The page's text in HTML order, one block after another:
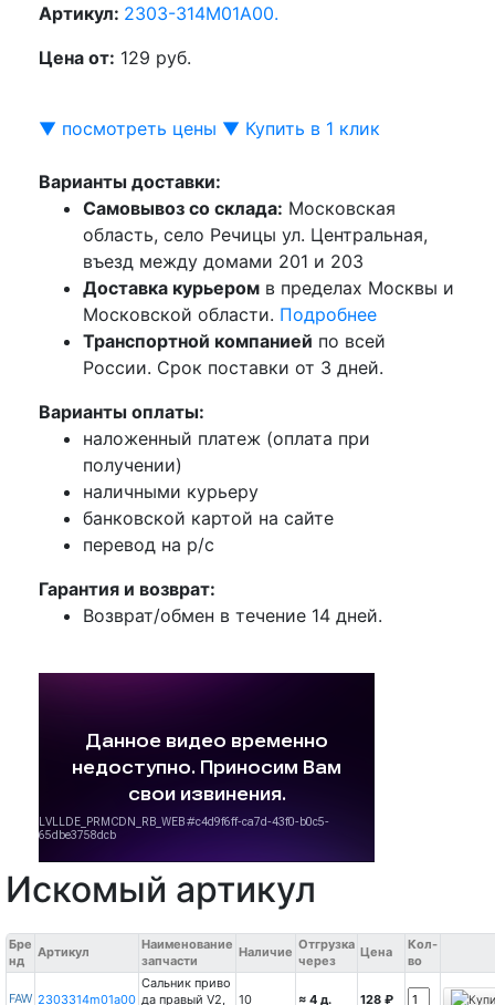
Артикул: 2303-314M01A00.
Цена от: 129 руб.
▼ посмотреть цены ▼ Купить в 1 клик
Варианты доставки:
Самовывоз со склада: Московская
область, село Речицы ул. Центральная,
въезд между домами 201 и 203
Доставка курьером в пределах Москвы и
Московской области. Подробнее
Транспортной компанией по всей
России. Срок поставки от 3 дней.
Варианты оплаты:
наложенный платеж (оплата при
получении)
наличными курьеру
банковской картой на сайте
перевод на р/с
Гарантия и возврат:
Возврат/обмен в течение 14 дней.
Искомый артикул
Бре
нд
Артикул
Наименование
запчасти
Наличие Отгрузка
через
Цена
Кол-
во
FAW 2303314m01a00
Сальник приво
да правый V2,
10 ≈ 4 д. 128 ₽